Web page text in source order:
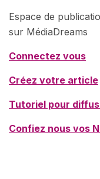
Espace de
sur MédiaDreams
Connectez vous
Créez votre article
Tutoriel pour
Confiez nous vos